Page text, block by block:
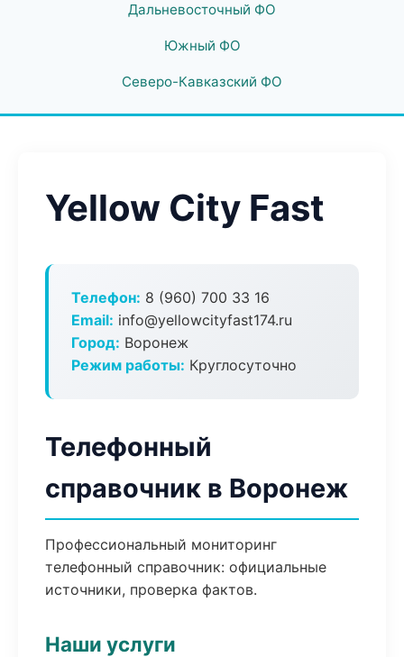
Дальневосточный ФО
Южный ФО
Северо-Кавказский ФО
Yellow City Fast
Телефон: 8 (960) 700 33 16
Email: info@yellowcityfast174.ru
Город: Воронеж
Режим работы: Круглосуточно
Телефонный
справочник в Воронеж
Профессиональный мониторинг
телефонный справочник: официальные
источники, проверка фактов.
Наши услуги